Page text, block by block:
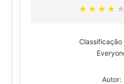
★ ★ ★ ★ ★
Classificação
Autor: